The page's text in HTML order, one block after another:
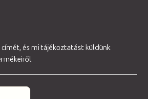
és mi tájékoztatást küldünk